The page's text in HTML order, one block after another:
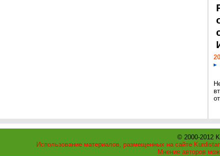
© 2000-2012
Использование материалов, размещенных на сайте
Мнение авторов